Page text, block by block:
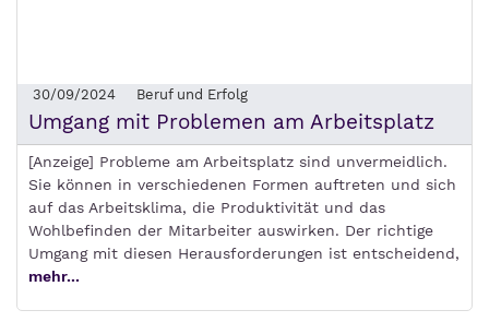
30/09/2024 Beruf und Erfolg
Umgang mit Problemen am Arbeitsplatz
[Anzeige] Probleme am Arbeitsplatz sind unvermeidlich.
Sie können in verschiedenen Formen auftreten und sich
auf das Arbeitsklima, die Produktivität und das
Wohlbefinden der Mitarbeiter auswirken. Der richtige
Umgang mit diesen Herausforderungen ist entscheidend,
mehr...